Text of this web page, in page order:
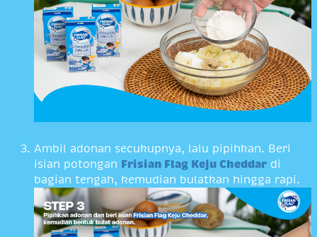
Ambil adonan secukupnya, lalu pipihkan. Beri
isian potongan
Frisian Flag Keju Cheddar di
bagian tengah, kemudian bulatkan hingga rapi.